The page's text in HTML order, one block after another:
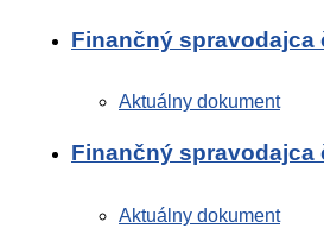
Finančný spravodajca
Aktuálny dokument
Finančný spravodajca
Aktuálny dokument